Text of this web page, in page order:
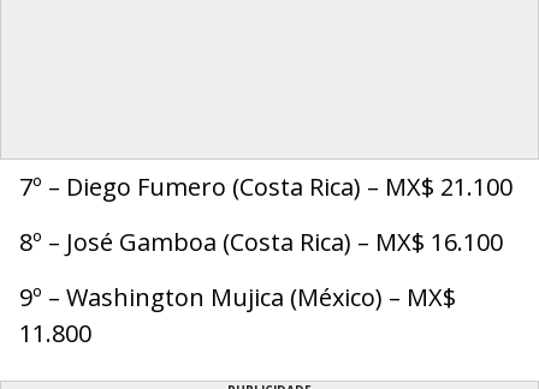
7º – Diego Fumero (Costa Rica) – MX$ 21.100
8º – José Gamboa (Costa Rica) – MX$ 16.100
9º – Washington Mujica (México) – MX$
11.800